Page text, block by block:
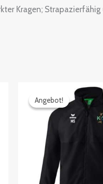
Kragen;
Angebot!
Angebot!